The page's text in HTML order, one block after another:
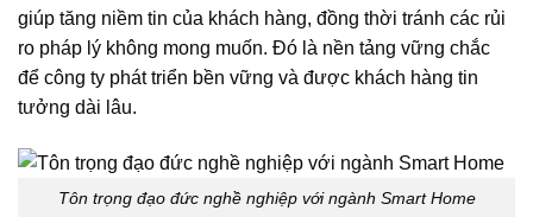
giúp tăng niềm tin của khách hàng, đồng thời tránh các rủi
ro pháp lý không mong muốn. Đó là nền tảng vững chắc
để công ty phát triển bền vững và được khách hàng tin
tưởng dài lâu.
Tôn trọng đạo đức nghề nghiệp với ngành Smart Home